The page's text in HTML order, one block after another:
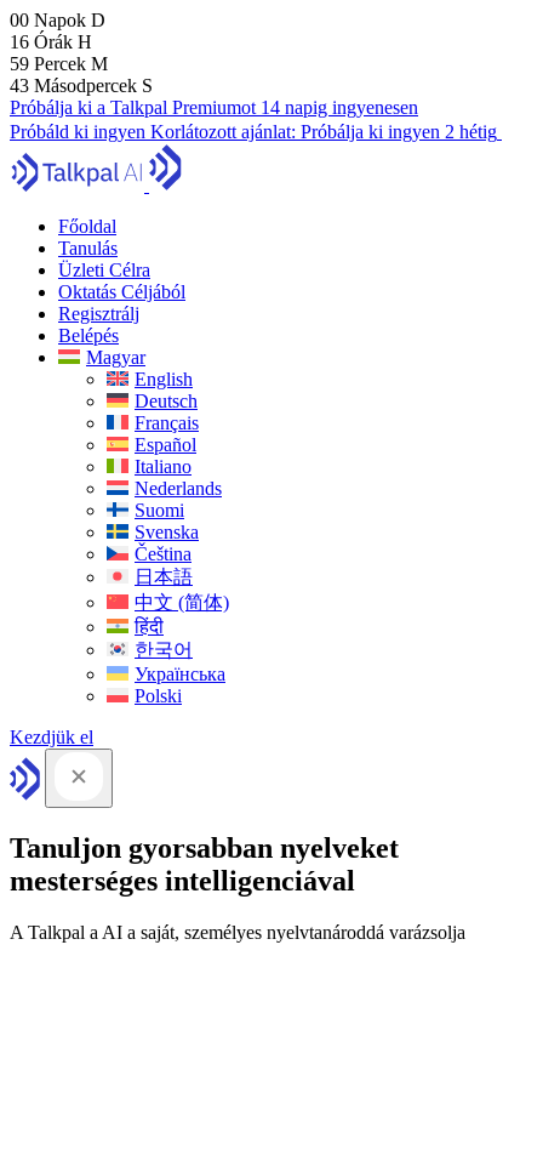
00 Napok D
16 Órák H
59 Percek M
41 Másodpercek S
Próbálja ki a Talkpal Premiumot 14 napig ingyenesen
Próbáld ki ingyen Korlátozott ajánlat: Próbálja ki ingyen 2 hétig
Főoldal
Tanulás
Üzleti Célra
Oktatás Céljából
Regisztrálj
Belépés
Magyar
English
Deutsch
Français
Español
Italiano
Nederlands
Suomi
Svenska
Čeština
日本語
中文 (简体)
हिंदी
한국어
Українська
Polski
Kezdjük el
Tanuljon gyorsabban nyelveket
mesterséges intelligenciával
A Talkpal a AI a saját, személyes nyelvtanároddá varázsolja